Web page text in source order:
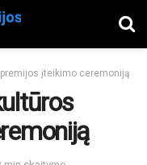
įteikimo ceremoniją